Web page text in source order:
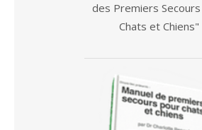
des Premiers
Chats et Chiens"